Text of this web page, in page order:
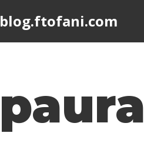
blog.ftofani.com
paura